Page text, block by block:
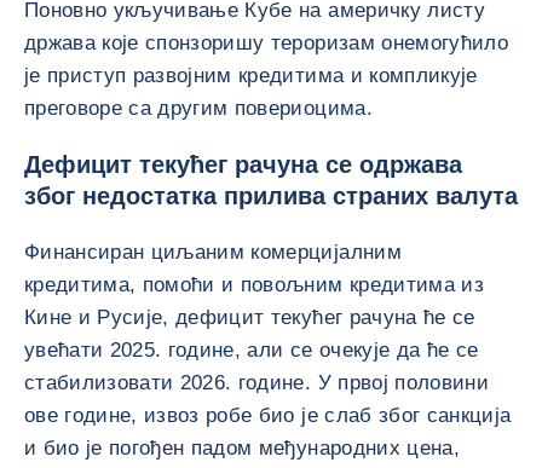
Поновно укључивање Кубе на америчку листу
држава које спонзоришу тероризам онемогућило
је приступ развојним кредитима и компликује
преговоре са другим повериоцима.
Дефицит текућег рачуна се одржава
због недостатка прилива страних валута
Финансиран циљаним комерцијалним
кредитима, помоћи и повољним кредитима из
Кине и Русије, дефицит текућег рачуна ће се
увећати 2025. године, али се очекује да ће се
стабилизовати 2026. године. У првој половини
ове године, извоз робе био је слаб због санкција
и био је погођен падом међународних цена,